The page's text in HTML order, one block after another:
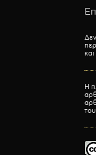
Η
του.